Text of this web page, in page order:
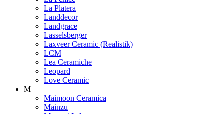
La Platera
Landdecor
Landgrace
Lasselsberger
Laxveer Ceramic (Realistik)
LCM
Lea Ceramiche
Leopard
Love Ceramic
M
Maimoon Ceramica
Mainzu